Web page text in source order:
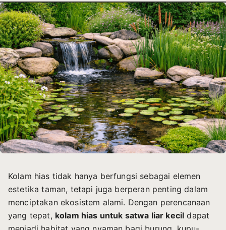
Kolam hias tidak hanya berfungsi sebagai elemen
estetika taman, tetapi juga berperan penting dalam
menciptakan ekosistem alami. Dengan perencanaan
yang tepat, kolam hias untuk satwa liar kecil dapat